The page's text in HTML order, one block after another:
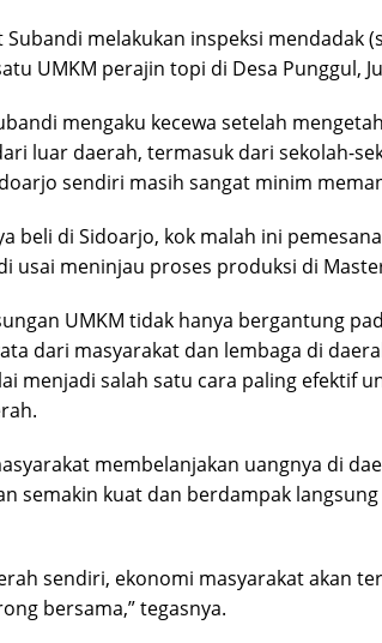
melakukan inspeksi mendadak
UMKM perajin topi di Desa Punggul,
mengaku kecewa setelah
luar daerah, termasuk dari sekolah-
sendiri masih sangat minim
beli di Sidoarjo, kok malah ini
usai meninjau proses produksi di
UMKM tidak hanya bergantung
dari masyarakat dan lembaga di
menjadi salah satu cara paling efektif
membelanjakan uangnya di
semakin kuat dan berdampak
sendiri, ekonomi masyarakat akan
bersama,” tegasnya.